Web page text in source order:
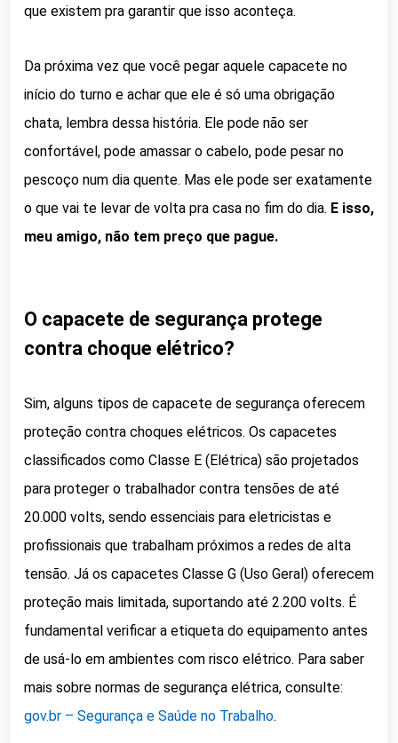
que existem pra garantir que isso aconteça.
Da próxima vez que você pegar aquele capacete no
início do turno e achar que ele é só uma obrigação
chata, lembra dessa história. Ele pode não ser
confortável, pode amassar o cabelo, pode pesar no
pescoço num dia quente. Mas ele pode ser exatamente
o que vai te levar de volta pra casa no fim do dia. E isso,
meu amigo, não tem preço que pague.
O capacete de segurança protege
contra choque elétrico?
Sim, alguns tipos de capacete de segurança oferecem
proteção contra choques elétricos. Os capacetes
classificados como Classe E (Elétrica) são projetados
para proteger o trabalhador contra tensões de até
20.000 volts, sendo essenciais para eletricistas e
profissionais que trabalham próximos a redes de alta
tensão. Já os capacetes Classe G (Uso Geral) oferecem
proteção mais limitada, suportando até 2.200 volts. É
fundamental verificar a etiqueta do equipamento antes
de usá-lo em ambientes com risco elétrico. Para saber
mais sobre normas de segurança elétrica, consulte:
gov.br – Segurança e Saúde no Trabalho.